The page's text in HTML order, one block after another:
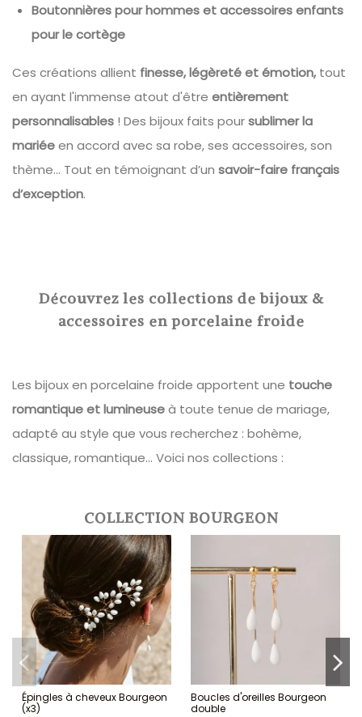
Boutonnières pour hommes et accessoires enfants
pour le cortège
Ces créations allient finesse, légèreté et émotion, tout
en ayant l'immense atout d'être entièrement
personnalisables ! Des bijoux faits poursublimer la
mariéeen accord avec sa robe, ses accessoires, son
thème... Tout en témoignant d’un savoir-faire français
d’exception.
Découvrez les collections de bijoux &
accessoires en porcelaine froide
Les bijoux en porcelaine froide apportent une touche
romantique et lumineuseà toute tenue de mariage,
adapté au style que vous recherchez : bohème,
classique, romantique... Voici nos collections :
COLLECTION BOURGEON
Épingles à cheveux Bourgeon
(x3)
Boucles d'oreilles Bourgeon
double